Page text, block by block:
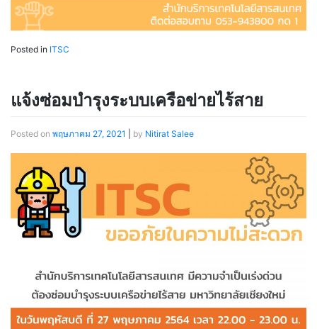
Posted in ITSC
แจ้งซ่อมบำรุงระบบเครือข่ายไร้สาย
Posted on พฤษภาคม 27, 2021 by Nitirat Salee